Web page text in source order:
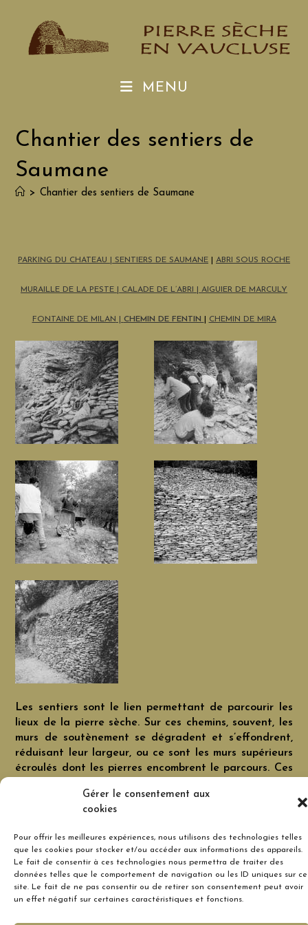
Gérer le consentement aux
cookies
Pour offrir les meilleures expériences, nous utilisons des technologies telles
que les cookies pour stocker et/ou accéder aux informations des appareils.
Le fait de consentir à ces technologies nous permettra de traiter des
données telles que le comportement de navigation ou les ID uniques sur ce
site. Le fait de ne pas consentir ou de retirer son consentement peut avoir
un effet négatif sur certaines caractéristiques et fonctions.
content
MENU
Chantier des sentiers de
Saumane
> Chantier des sentiers de Saumane
PARKING DU CHATEAU | SENTIERS DE SAUMANE ABRI SOUS ROCHE
MURAILLE DE LA PESTE CALADE DE L’ABRI AIGUIER DE MARCULY
FONTAINE DE MILAN CHEMIN DE FENTIN CHEMIN DE MIRA
Les sentiers sont le lien permettant de parcourir les
lieux de la pierre sèche. Sur ces chemins, souvent, les
murs de soutènement se dégradent et s’effondrent,
réduisant leur largeur, ou ce sont les murs supérieurs
écroulés dont les pierres encombrent le parcours. Ces
qui en assure l’entretien. Pour la commune de
Saumane, Pierre Sèche en Vaucluse, sous forme de
plusieurs chemins, principalement celui menant à l’abri
sous roche de Marculy.